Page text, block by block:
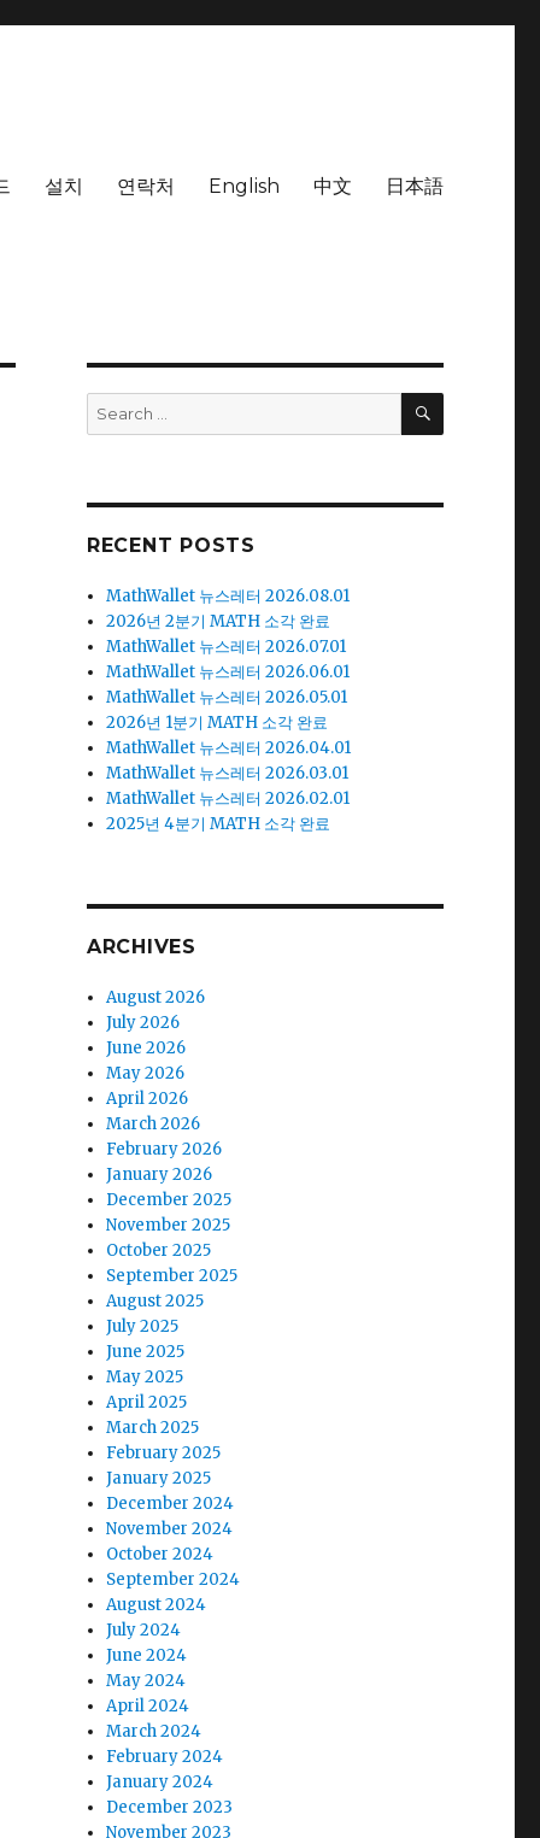
설치 연락처 English 中文 日本語
Search
for:
SEARCH
RECENT POSTS
MathWallet 뉴스레터 2026.08.01
2026년 2분기 MATH 소각 완료
MathWallet 뉴스레터 2026.07.01
MathWallet 뉴스레터 2026.06.01
MathWallet 뉴스레터 2026.05.01
2026년 1분기 MATH 소각 완료
MathWallet 뉴스레터 2026.04.01
MathWallet 뉴스레터 2026.03.01
MathWallet 뉴스레터 2026.02.01
2025년 4분기 MATH 소각 완료
ARCHIVES
August 2026
July 2026
June 2026
May 2026
April 2026
March 2026
February 2026
January 2026
December 2025
November 2025
October 2025
September 2025
August 2025
July 2025
June 2025
May 2025
April 2025
March 2025
February 2025
January 2025
December 2024
November 2024
October 2024
September 2024
August 2024
July 2024
June 2024
May 2024
April 2024
March 2024
February 2024
January 2024
December 2023
November 2023